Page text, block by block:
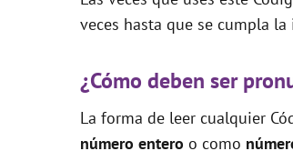
veces hasta que se cumpla
¿Cómo deben ser
La forma de leer cualquier
número entero o como